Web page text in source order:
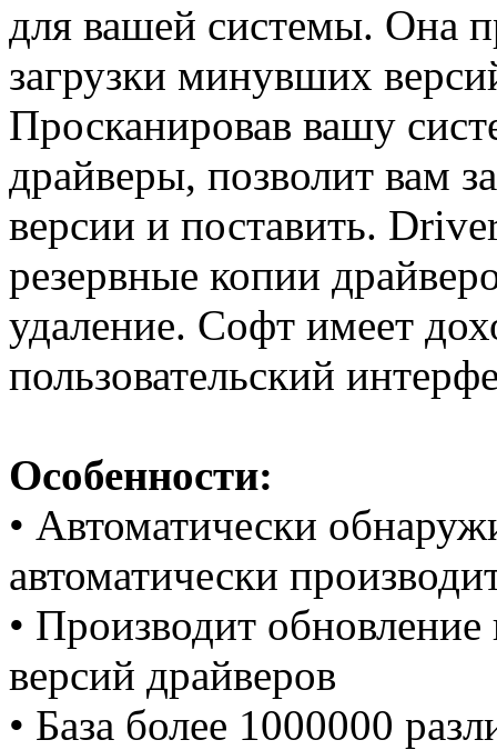
для вашей системы. Она
загрузки минувших
Просканировав вашу
драйверы, позволит вам
версии и поставить.
резервные копии
удаление. Софт имеет
пользовательский
Особенности:
• Автоматически
автоматически
• Производит
версий драйверов
• База более 1000000